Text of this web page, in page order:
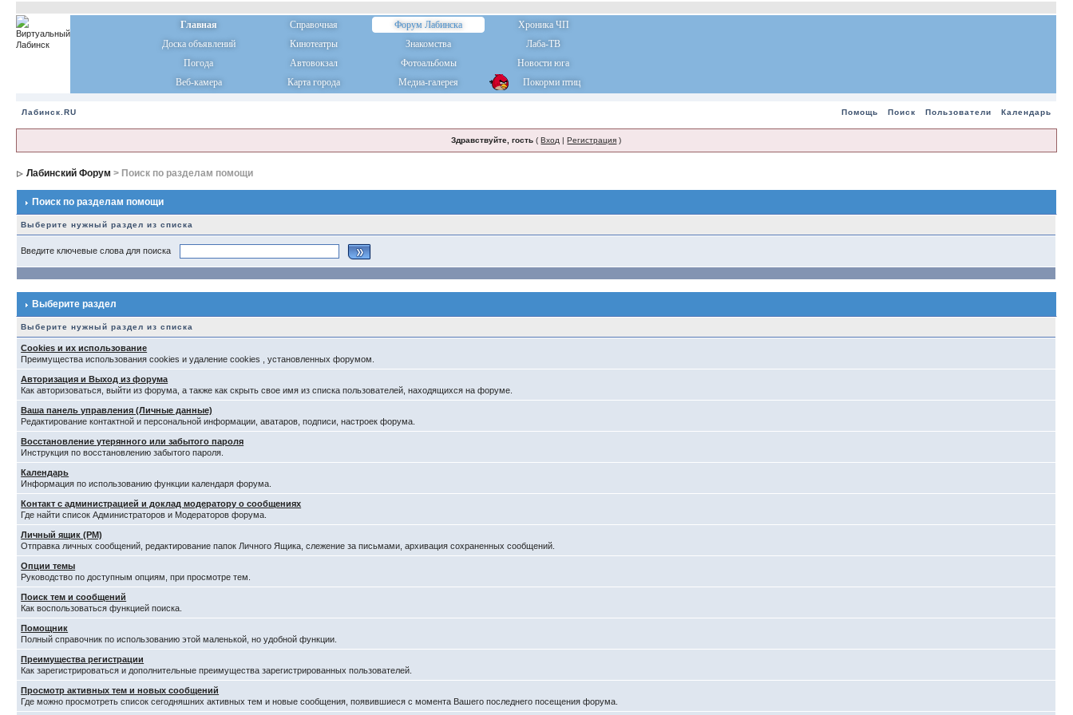
Главная Справочная Форум Лабинска
Хроника ЧП
Доска объявлений
Кинотеатры Знакомства
Лаба-ТВ
Погода
Автовокзал Фотоальбомы
Новости юга
Веб-камера
Карта города Медиа-галерея Покорми птиц
Лабинск.RU Помощь Поиск Пользователи Календарь
Здравствуйте, гость (Вход |Регистрация )
Лабинский Форум > Поиск по разделам помощи
Поиск по разделам помощи
Выберите нужный раздел из списка
Введите ключевые слова для поиска
Выберите раздел
Выберите нужный раздел из списка
Cookies и их использование
Преимущества использования cookies и удаление cookies , установленных форумом.
Авторизация и Выход из форума
Как авторизоваться, выйти из форума, а также как скрыть свое имя из списка пользователей, находящихся на форуме.
Ваша панель управления (Личные данные)
Редактирование контактной и персональной информации, аватаров, подписи, настроек форума.
Восстановление утерянного или забытого пароля
Инструкция по восстановлению забытого пароля.
Календарь
Информация по использованию функции календаря форума.
Контакт с администрацией и доклад модератору о сообщениях
Где найти список Администраторов и Модераторов форума.
Личный ящик (PM)
Отправка личных сообщений, редактирование папок Личного Ящика, слежение за письмами, архивация сохраненных сообщений.
Опции темы
Руководство по доступным опциям, при просмотре тем.
Поиск тем и сообщений
Как воспользоваться функцией поиска.
Помощник
Полный справочник по использованию этой маленькой, но удобной функции.
Преимущества регистрации
Как зарегистрироваться и дополнительные преимущества зарегистрированных пользователей.
Просмотр активных тем и новых сообщений
Где можно просмотреть список сегодняшних активных тем и новые сообщения, появившиеся с момента Вашего последнего посещения форума.